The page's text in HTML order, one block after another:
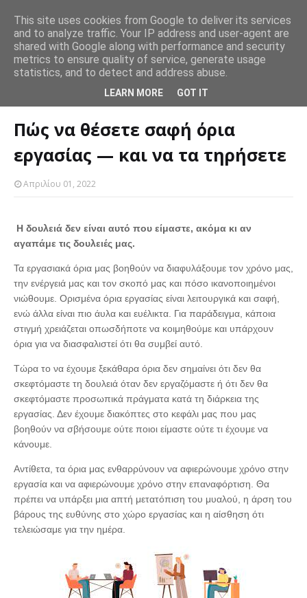
Ο εθελοντισμός και άλλες πράξεις καλοσύνης βοηθούν και
αυτόν που βοηθάει.
SLIDER
Θέλεις να χάσεις βάρος; Προσπάθησε να τρως τα ίδια
γεύματα επανειλημμένα
SLIDER
Πώς να θέσετε σαφή όρια εργασίας — και να
Πώς να θέσετε σαφή όρια
εργασίας — και να τα τηρήσετε
Απριλίου 01, 2022
Η δουλειά δεν είναι αυτό που είμαστε, ακόμα κι αν
αγαπάμε τις δουλειές μας.
Τα εργασιακά όρια μας βοηθούν να διαφυλάξουμε τον χρόνο μας,
την ενέργειά μας και τον σκοπό μας και πόσο ικανοποιημένοι
νιώθουμε. Ορισμένα όρια εργασίας είναι λειτουργικά και σαφή,
ενώ άλλα είναι πιο άυλα και ευέλικτα. Για παράδειγμα, κάποια
στιγμή χρειάζεται οπωσδήποτε να κοιμηθούμε και υπάρχουν
όρια για να διασφαλιστεί ότι θα συμβεί αυτό.
Τώρα το να έχουμε ξεκάθαρα όρια δεν σημαίνει ότι δεν θα
σκεφτόμαστε τη δουλειά όταν δεν εργαζόμαστε ή ότι δεν θα
σκεφτόμαστε προσωπικά πράγματα κατά τη διάρκεια της
εργασίας. Δεν έχουμε διακόπτες στο κεφάλι μας που μας
βοηθούν να σβήσουμε ούτε ποιοι είμαστε ούτε τι έχουμε να
κάνουμε.
Αντίθετα, τα όρια μας ενθαρρύνουν να αφιερώνουμε χρόνο στην
εργασία και να αφιερώνουμε χρόνο στην επαναφόρτιση. Θα
πρέπει να υπάρξει μια απτή μετατόπιση του μυαλού, η άρση του
βάρους της ευθύνης στο χώρο εργασίας και η αίσθηση ότι
τελειώσαμε για την ημέρα.
This site uses cookies from Google to deliver its services
and to analyze traffic. Your IP address and user-agent are
shared with Google along with performance and security
metrics to ensure quality of service, generate usage
statistics, and to detect and address abuse.
LEARN MORE GOT IT